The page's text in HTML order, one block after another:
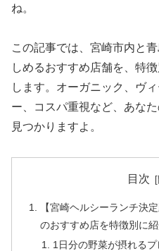
ね。
この記事では、宮崎市内と
しめるおすすめ店舗を、特
します。オーガニック、ヴ
ー、コスパ重視など、あな
見つかりますよ。
目次
【宮崎ヘルシーランチ決
のおすすめ店を特徴別に
1日分の野菜が摂れる